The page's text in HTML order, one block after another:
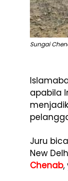
Sungai
apabila
Juru
New
Chenab,